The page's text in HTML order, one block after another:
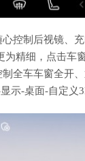
控制后视镜、
为精细，点击车
全车车窗全开
示-桌面-自定义